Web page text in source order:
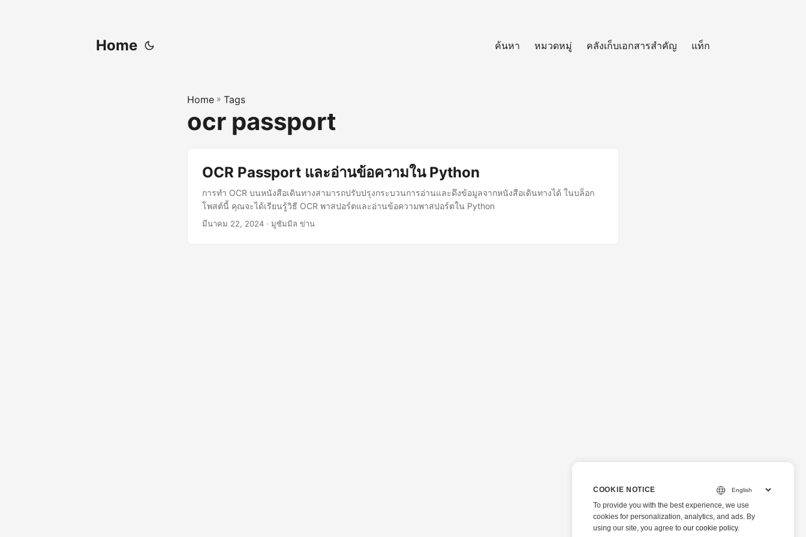
Home ค้นหา หมวดหมู่ คลังเก็บเอกสารสำคัญ แท็ก
Home » Tags
ocr passport
OCR Passport และอ่านข้อความใน Python
การทำ OCR บนหนังสือเดินทางสามารถปรับปรุงกระบวนการอ่านและดึงข้อมูลจากหนังสือเดินทางได้ ในบล็อก
โพสต์นี้ คุณจะได้เรียนรู้วิธี OCR พาสปอร์ตและอ่านข้อความพาสปอร์ตใน Python
มีนาคม 22, 2024 · มูซัมมิล ข่าน
COOKIE NOTICE
To provide you with the best experience, we use
cookies for personalization, analytics, and ads. By
using our site, you agree to our cookie policy.